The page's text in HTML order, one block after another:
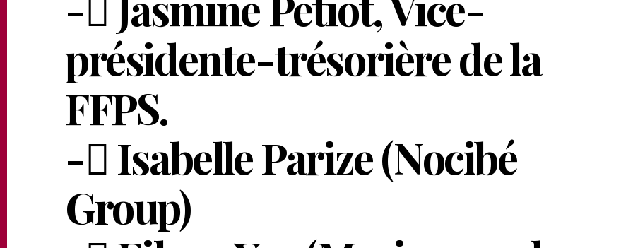
présidente-trésorière de la
FFPS.
- Isabelle Parize (Nocibé
Group)